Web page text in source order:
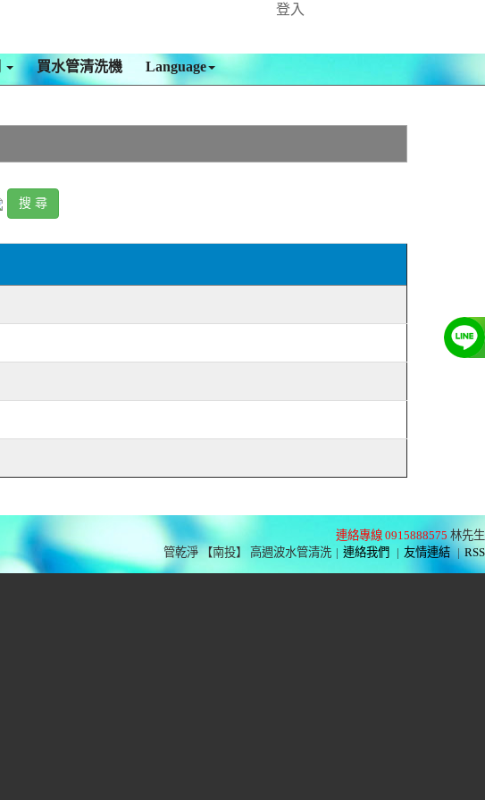
登入
買水管清洗機 Language
連絡專線 0915888575 林先生
管乾淨 【南投】 高週波水管清洗 | 連絡我們 | 友情連結 | RSS